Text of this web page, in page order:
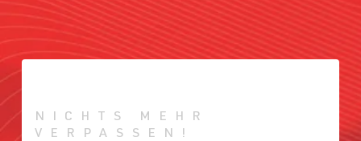
NICHTS MEHR
VERPASSEN!